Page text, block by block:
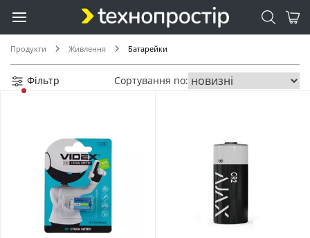
Продукти Живлення Батарейки
Фільтр Сортування по: